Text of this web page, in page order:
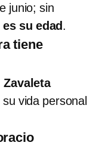
junio; sin
su edad .
tiene
vida personal